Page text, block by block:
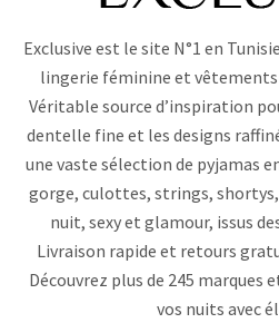
Exclusive est le site N°1 en
lingerie féminine et
Véritable source d’inspiration
dentelle fine et les designs
une vaste sélection de pyjamas
gorge, culottes, strings, shortys,
nuit, sexy et glamour, issus
Livraison rapide et retours
Découvrez plus de 245 marques
vos nuits avec